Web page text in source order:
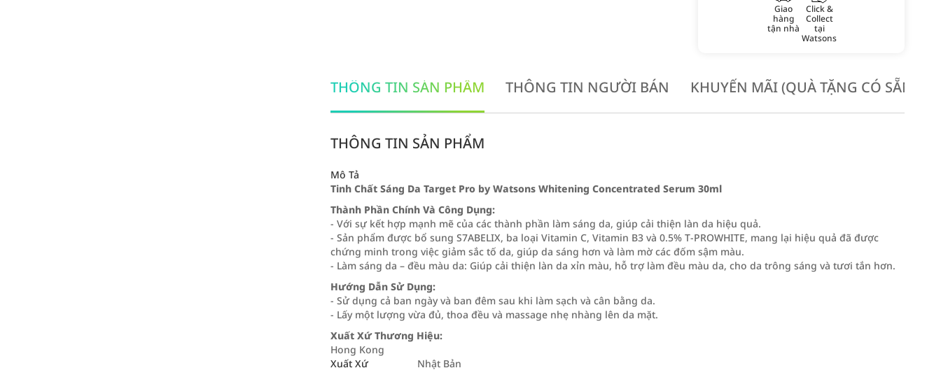
Giao
hàng
tận nhà
Click &
Collect
tại
Watsons
THÔNG TIN SẢN PHẨM THÔNG TIN NGƯỜI BÁN KHUYẾN MÃI (QUÀ TẶNG CÓ SẴN
THÔNG TIN SẢN PHẨM
Mô Tả
Tinh Chất Sáng Da Target Pro by Watsons Whitening Concentrated Serum 30ml
Thành Phần Chính Và Công Dụng:
- Với sự kết hợp mạnh mẽ của các thành phần làm sáng da, giúp cải thiện làn da hiệu quả.
- Sản phẩm được bổ sung S7ABELIX, ba loại Vitamin C, Vitamin B3 và 0.5% T‑PROWHITE, mang lại hiệu quả đã được
chứng minh trong việc giảm sắc tố da, giúp da sáng hơn và làm mờ các đốm sậm màu.
- Làm sáng da – đều màu da: Giúp cải thiện làn da xỉn màu, hỗ trợ làm đều màu da, cho da trông sáng và tươi tắn hơn.
Hướng Dẫn Sử Dụng:
- Sử dụng cả ban ngày và ban đêm sau khi làm sạch và cân bằng da.
- Lấy một lượng vừa đủ, thoa đều và massage nhẹ nhàng lên da mặt.
Xuất Xứ Thương Hiệu:
Hong Kong
Xuất Xứ
Nhật Bản